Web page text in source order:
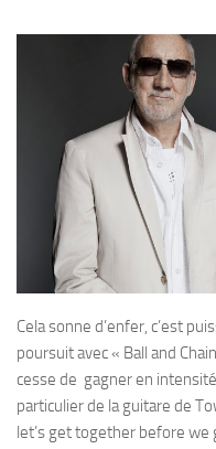
Cela sonne d’enfer, c’est
poursuit avec « Ball and
cesse de gagner en
particulier de la guitare de
let’s get together before